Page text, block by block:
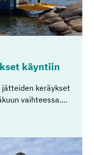
käyn­tiin
jätteiden keräykset
vaihteessa.…